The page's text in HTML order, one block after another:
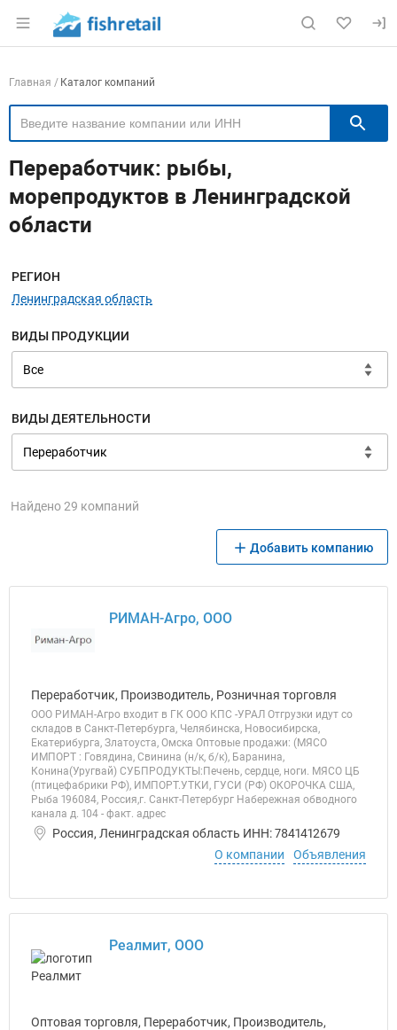
Раздел навигации по сайту fishretail.ru
Навигация по компаниям
Главная Каталог компаний
Переработчик: рыбы,
морепродуктов в Ленинградской
области
Меню навигации
РЕГИОН
Ленинградская область
ВИДЫ ПРОДУКЦИИ
ВИДЫ ДЕЯТЕЛЬНОСТИ
Найдено 29 компаний
Добавить компанию
РИМАН-Агро, ООО
Переработчик, Производитель, Розничная торговля
ООО РИМАН-Агро входит в ГК ООО КПС -УРАЛ Отгрузки идут со
складов в Санкт-Петербурга, Челябинска, Новосибирска,
Екатерибурга, Златоуста, Омска Оптовые продажи: (МЯСО
ИМПОРТ : Говядина, Свинина (н/к, б/к), Баранина,
Конина(Уругвай) СУБПРОДУКТЫ:Печень, сердце, ноги. МЯСО ЦБ
(птицефабрики РФ), ИМПОРТ.УТКИ, ГУСИ (РФ) ОКОРОЧКА США,
Рыба 196084, Россия,г. Санкт-Петербург Набережная обводного
канала д. 104 - факт. адрес
Россия, Ленинградская область ИНН: 7841412679
О компании
Объявления
Реалмит, ООО
Оптовая торговля, Переработчик, Производитель,